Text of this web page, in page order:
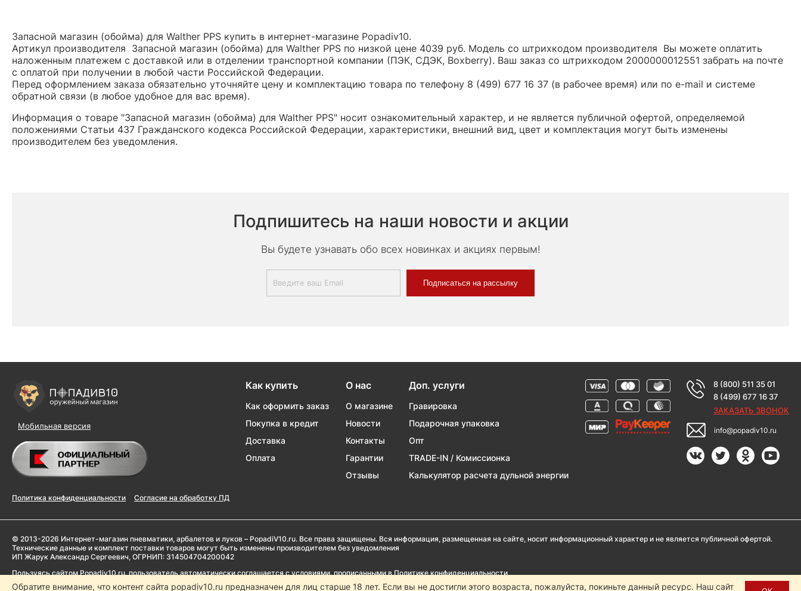
Запасной магазин (обойма) для Walther PPS купить в интернет-магазине Popadiv10.
Артикул производителя Запасной магазин (обойма) для Walther PPS по низкой цене 4039 руб. Модель со штрихкодом производителя Вы можете оплатить
наложенным платежем с доставкой или в отделении транспортной компании (ПЭК, СДЭК, Boxberry). Ваш заказ со штрихкодом 2000000012551 забрать на почте
с оплатой при получении в любой части Российской Федерации.
Перед оформлением заказа обязательно уточняйте цену и комплектацию товара по телефону 8 (499) 677 16 37 (в рабочее время) или по e-mail и системе
обратной связи (в любое удобное для вас время).
Информация о товаре "Запасной магазин (обойма) для Walther PPS" носит ознакомительный характер, и не является публичной офертой, определяемой
положениями Статьи 437 Гражданского кодекса Российской Федерации, характеристики, внешний вид, цвет и комплектация могут быть изменены
производителем без уведомления.
Подпишитесь на наши новости и акции
Вы будете узнавать обо всех новинках и акциях первым!
Подписаться на рассылку
Мобильная версия
Политика конфиденциальности Согласие на обработку ПД
Как купить
Как оформить заказ
Покупка в кредит
Доставка
Оплата
О нас
О магазине
Новости
Контакты
Гарантии
Отзывы
Доп. услуги
Гравировка
Подарочная упаковка
Опт
TRADE-IN / Комиссионка
Калькулятор расчета дульной энергии
8 (800) 511 35 01
8 (499) 677 16 37
ЗАКАЗАТЬ ЗВОНОК
info@popadiv10.ru
© 2013-2026 Интернет-магазин пневматики, арбалетов и луков – PopadiV10.ru. Все права защищены. Вся информация, размещенная на сайте, носит информационный характер и не является публичной офертой.
Технические данные и комплект поставки товаров могут быть изменены производителем без уведомления
ИП Жарук Александр Сергеевич, ОГРНИП: 314504704200042
Пользуясь сайтом Popadiv10.ru, пользователь автоматически соглашается с условиями, прописанными в Политике конфиденциальности
Копирование любой информации (тексты, фото, видео и др.) с сайта Popadiv10 запрещено, за исключением наличия письменного согласия администрации сайта Popadiv10.
Обратите внимание, что контент сайта popadiv10.ru предназначен для лиц старше 18 лет. Если вы не достигли этого возраста, пожалуйста, покиньте данный ресурс. Наш сайт